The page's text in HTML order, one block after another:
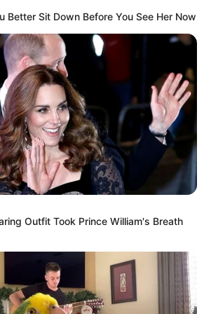
YOURS“ Tour 2026 imVeranst
Köln
Uhr: Nessi Gomes – Live Konzert
imVeranstaltungsplan für München
Uhr: POTT OUT - Festival 2026
für Bochum
Uhr: Glenn Miller Orchestra im
Ver
für Schorndorf
Uhr: Glenn Miller Orchestra im Ver
für Neckarsulm
Rock und Pop von Eventim
unterSilvesterveranstaltungen
Veranstaltung kostenlos
Better Sit Down Before You See Her Now
Outfit Took Prince William's Breath